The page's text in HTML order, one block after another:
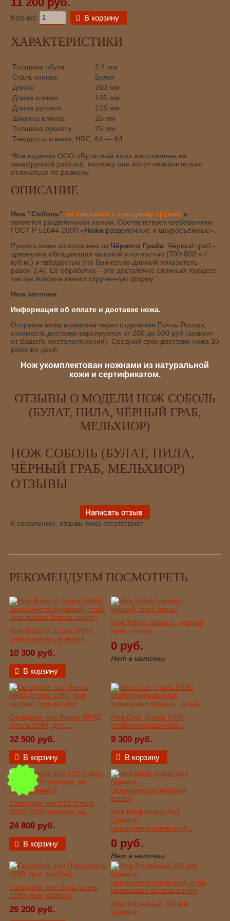
Кол-во: В корзину
ХАРАКТЕРИСТИКИ
Толщина обуха:
2.4 мм
Сталь клинка:
Булат
Длина:
260 мм
Длина клинка:
135 мм
Длина рукояти:
125 мм
Ширина клинка:
25 мм
Толщина рукояти:
25 мм
Твёрдость клинка, HRC: 64 — 64
*Все изделия ООО «Булатный нож» изготовлены на
заказ(ручной работы), поэтому они могут незначительно
отличаться по размеру.
ОПИСАНИЕ
Нож "Соболь" не относится к холодному оружию и
является разделочным ножом. Соответствует требованиям
ГОСТ Р 51644-2000 «Ножи разделочные и шкуросъёмные».
Рукоять ножа изготовлена из Чёрного Граба . Чёрный граб -
древесина обладающая высокой плотностью (700-800 кг./
куб.м.) и твёрдостью (по Бринеллю данный показатель
равен 3,4). Её обработка – это достаточно сложный процесс,
так как волокна имеют скрученную форму.
Нож заточен.
Информация об оплате и доставке ножа.
Отправка ножа возможна через отделения Почты России,
стоимость доставки варьируется от 200 до 500 руб (зависит
от Вашего местаположения). Средний срок доставки ножа 10
рабочих дней.
Нож укомплектован ножнами из натуральной
кожи и сертификатом.
ОТЗЫВЫ О МОДЕЛИ НОЖ СОБОЛЬ
(БУЛАТ, ПИЛА, ЧЁРНЫЙ ГРАБ,
МЕЛЬХИОР)
НОЖ СОБОЛЬ (БУЛАТ, ПИЛА,
ЧЁРНЫЙ ГРАБ, МЕЛЬХИОР)
ОТЗЫВЫ
К сожалению, отзывы пока отсутствуют
РЕКОМЕНДУЕМ ПОСМОТРЕТЬ
Нож Бобр М (сталь N690,
цельнометаллический,...
10 300 руб.
В корзину
Нож Узбек (дамаск, черный
граб, литье)
0 руб.
Нет в наличии
Складной нож Финка НКВД
(сталь s390, дол,...
32 500 руб.
В корзину
Нож Скат (сталь N690,
стабилизированная...
9 300 руб.
В корзину
Складной нож 012 (сталь
S390, G10 красная, на...
24 800 руб.
В корзину
Нож Шеф-повар №3
(дамаск,
цельнометаллический;...
0 руб.
Нет в наличии
Складной нож Пчак (сталь
s390, дол, карбон)
29 200 руб.
Нож Филейный 200 мм
(дамаск,...